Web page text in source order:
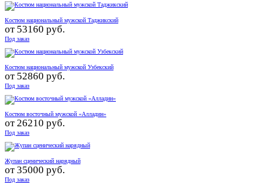
Костюм национальный мужской Таджикский
от 53160 руб.
Под заказ
Костюм национальный мужской Узбекский
от 52860 руб.
Под заказ
Костюм восточный мужской «Алладин»
от26210 руб.
Под заказ
Жупан сценический нарядный
от35000 руб.
Под заказ